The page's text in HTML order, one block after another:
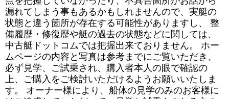
漏れてしまう事もあるかもしれませんので、実艇の
状態と違う箇所が存在する可能性がありますし、 整
備履歴・修復歴や艇の過去の状態などに関しては、
中古艇ドットコムでは把握出来ておりません。 ホー
ムページの内容と写真は参考までにご覧いただき、
必ず見学、ご試乗され、購入者本人の眼で確認の
上、ご購入をご検討いただけるようお願いいたしま
す。 オーナー様により、船体の見学のみのお客様に